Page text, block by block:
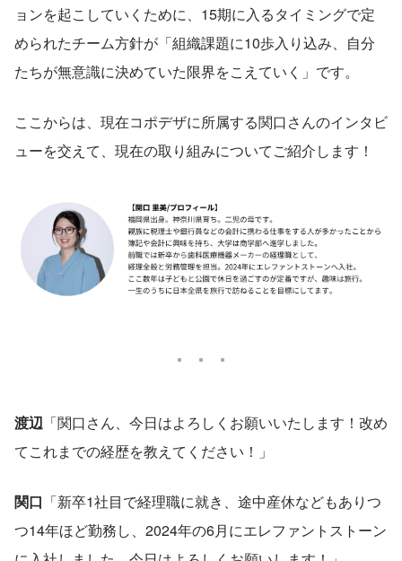
ョンを起こしていくために、15期に入るタイミングで定
められたチーム方針が「組織課題に10歩入り込み、自分
たちが無意識に決めていた限界をこえていく」です。
ここからは、現在コポデザに所属する関口さんのインタビ
ューを交えて、現在の取り組みについてご紹介します！
渡辺 「関口さん、今日はよろしくお願いいたします！改め
てこれまでの経歴を教えてください！」
関口 「新卒1社目で経理職に就き、途中産休などもありつ
つ14年ほど勤務し、2024年の6月にエレファントストーン